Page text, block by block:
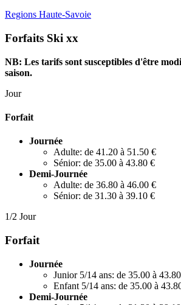
Regions Haute-Savoie
Forfaits Ski xx
NB: Les tarifs sont susceptibles d'être
saison.
Jour
Forfait
Journée
Adulte: de 41.20 à 51.50 €
Sénior: de 35.00 à 43.80 €
Demi-Journée
Adulte: de 36.80 à 46.00 €
Sénior: de 31.30 à 39.10 €
1/2 Jour
Forfait
Journée
Junior 5/14 ans: de 35.00 à
Enfant 5/14 ans: de 35.00 à
Demi-Journée